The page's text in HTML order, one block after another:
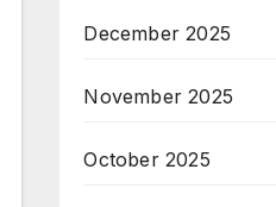
December 2025
November 2025
October 2025